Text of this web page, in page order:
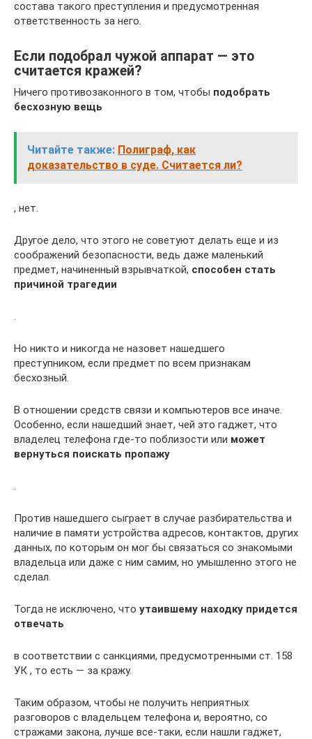
состава такого преступления и предусмотренная
ответственность за него.
Если подобрал чужой аппарат — это
считается кражей?
Ничего противозаконного в том, чтобы подобрать
бесхозную вещь
Читайте также: Полиграф, как
доказательство в суде. Считается ли?
, нет.
Другое дело, что этого не советуют делать еще и из
соображений безопасности, ведь даже маленький
предмет, начиненный взрывчаткой, способен стать
причиной трагедии
Но никто и никогда не назовет нашедшего
преступником, если предмет по всем признакам
бесхозный.
В отношении средств связи и компьютеров все иначе.
Особенно, если нашедший знает, чей это гаджет, что
владелец телефона где-то поблизости или может
вернуться поискать пропажу
Против нашедшего сыграет в случае разбирательства и
наличие в памяти устройства адресов, контактов, других
данных, по которым он мог бы связаться со знакомыми
владельца или даже с ним самим, но умышленно этого не
сделал.
Тогда не исключено, что утаившему находку придется
отвечать
в соответствии с санкциями, предусмотренными ст. 158
УК , то есть — за кражу.
Таким образом, чтобы не получить неприятных
разговоров с владельцем телефона и, вероятно, со
стражами закона, лучше все-таки, если нашли гаджет,